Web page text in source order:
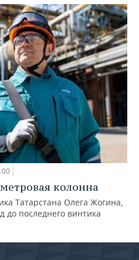
колонна
Татарстана Олега Жогина,
до последнего винтика